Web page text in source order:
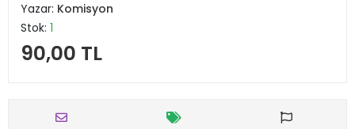
Yazar: Komisyon
Stok: 1
90,00 TL